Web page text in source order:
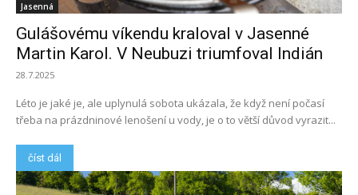
Jasenná
Gulášovému víkendu kraloval v Jasenné
Martin Karol. V Neubuzi triumfoval Indián
28.7.2025
Léto je jaké je, ale uplynulá sobota ukázala, že když není počasí
třeba na prázdninové lenošení u vody, je o to větší důvod vyrazit...
číst dál